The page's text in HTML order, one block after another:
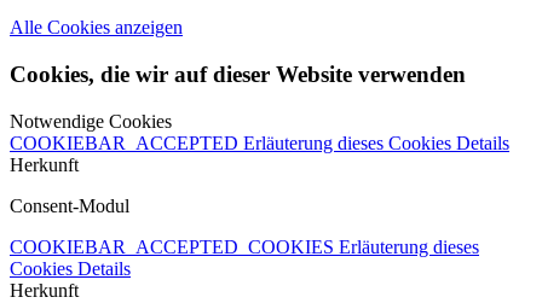
Alle Cookies anzeigen
Cookies, die wir auf dieser Website verwenden
Notwendige Cookies
COOKIEBAR_ACCEPTED Erläuterung dieses Cookies Details
Herkunft
Consent-Modul
COOKIEBAR_ACCEPTED_COOKIES Erläuterung dieses
Cookies Details
Herkunft